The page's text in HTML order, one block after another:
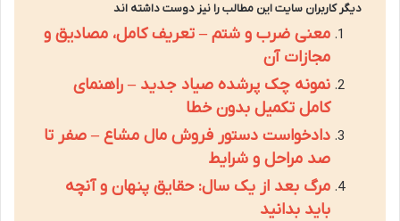
دیگر کاربران سایت این مطالب را نیز دوست داشته اند
معنی ضرب و شتم – تعریف کامل، مصادیق و
مجازات آن
نمونه چک پرشده صیاد جدید – راهنمای
کامل تکمیل بدون خطا
دادخواست دستور فروش مال مشاع – صفر تا
صد مراحل و شرایط
مرگ بعد از یک سال: حقایق پنهان و آنچه
باید بدانید